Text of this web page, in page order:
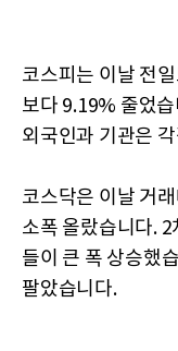
코스피는 이날 전
보다 9.19% 줄었
외국인과 기관은
코스닥은 이날 거
소폭 올랐습니다.
들이 큰 폭 상승했
팔았습니다.